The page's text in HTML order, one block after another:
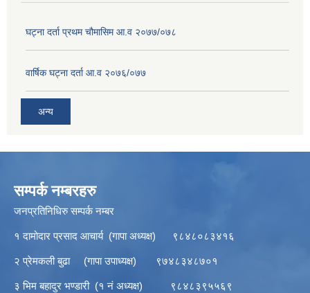
घट्ना दर्ता प्रथम चौमासिम आ.व २०७७/०७८
वार्षिक घट्ना दर्ता आ.व २०७६/०७७
अन्य
सम्पर्क नम्बरहरु
जनप्रतिनिधिरु सम्पर्क नम्बर
१ दामोदार प्रसाद आचार्य (गापा अध्यक्ष) ९८४८०८३४१६
२ प्रेमकली बुढा (गापा उपाध्यक्ष) ९७४८३४८७०१
३ भिम बहादुर भण्डारी (१ नं अध्यक्ष) ९८४८३९५५६९